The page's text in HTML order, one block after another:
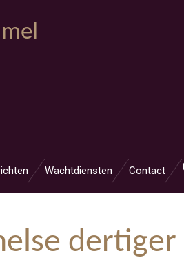
Wachtdiensten Contact
dertiger